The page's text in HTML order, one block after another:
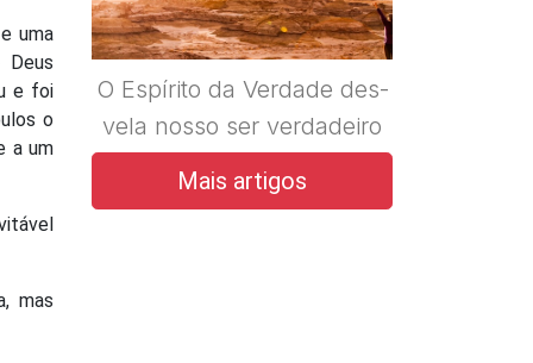
uma
Deus
e foi
o
a um
mas
O Espírito da Verdade des-
vela nosso ser verdadeiro
Mais artigos